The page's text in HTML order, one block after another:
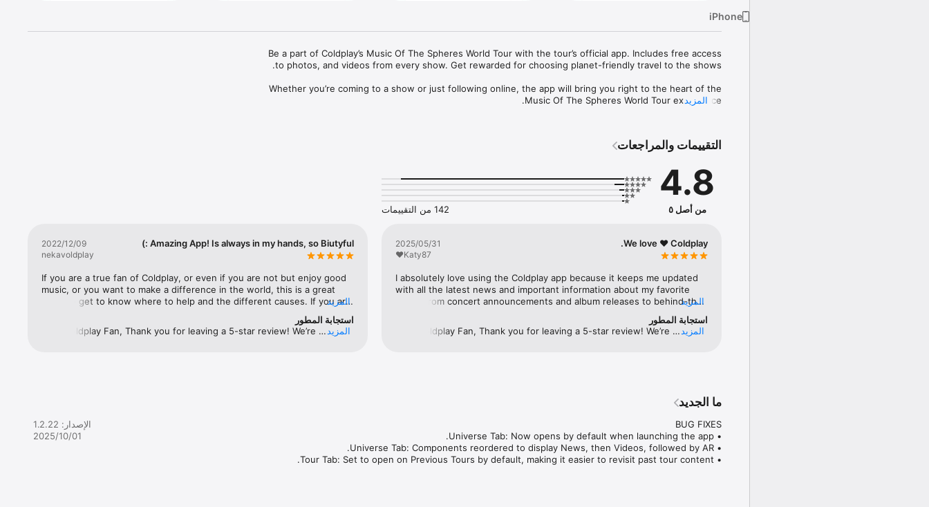
● The app will feed your travel choice back to a central database so that the band can offset the
المزيد
التقييمات والمراجعات
4.8
من أصل ٥ 142 من التقييمات
We love ❤️ Coldplay.
31‏/05‏/2025
Katy87❤️
I absolutely love using the Coldplay app because it keeps me updated
with all the latest news and important information about my favorite
band. From concert announcements and album releases to behind-the-
stay connected with Coldplay. It even provides notifications for special
events and exclusive merchandise releases, making sure I never miss
المزيد
استجابة المطور
Dear Coldplay Fan, Thank you for leaving a 5-star review! We’re
المزيد
Amazing App! Is always in my hands, so Biutyful :)
09‏/12‏/2022
nekavoldplay
If you are a true fan of Coldplay, or even if you are not but enjoy good
music, or you want to make a difference in the world, this is a great
place to get to know where to help and the different causes. If you are
mostly we love Coldplay and everything that represents Chris, Johnny,
Will, Guy and Phil.
المزيد
استجابة المطور
Dear Coldplay Fan, Thank you for leaving a 5-star review! We’re
المزيد
ما الجديد
• Tour Tab: Set to open on Previous Tours by default, making it easier to revisit past tour content.
الإصدار: 1.2.22
01‏/10‏/2025